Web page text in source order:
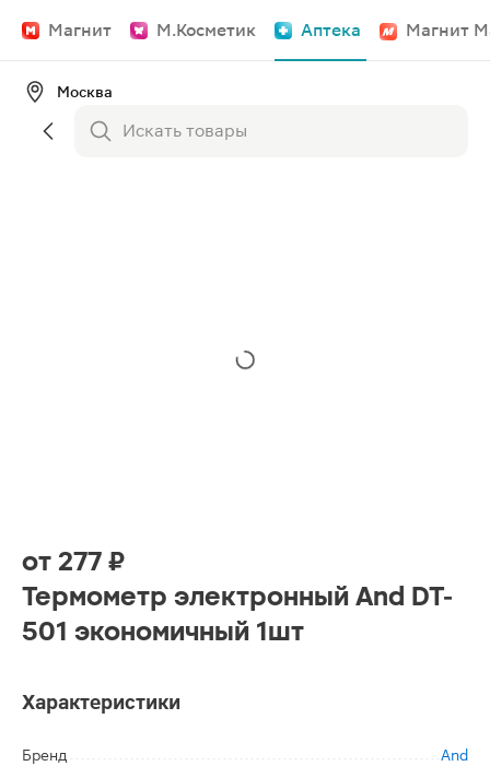
Магнит М.Косметик Аптека Магнит
Москва
от 277 ₽
Термометр электронный And DT-
501 экономичный 1шт
Характеристики
Бренд
And